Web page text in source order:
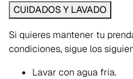
CUIDADOS Y LAVADO
Si quieres mantener tu
condiciones, sigue los
Lavar con agua fría.